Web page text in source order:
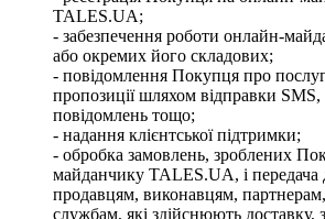
TALES.UA;
- забезпечення роботи онлайн-
або окремих його складових;
- повідомлення Покупця про
пропозиції шляхом відправки
повідомлень тощо;
- надання клієнтської підтримки;
- обробка замовлень, зроблених
майданчику TALES.UA, і передача
продавцям, виконавцям,
службам, які здійснюють доставку,